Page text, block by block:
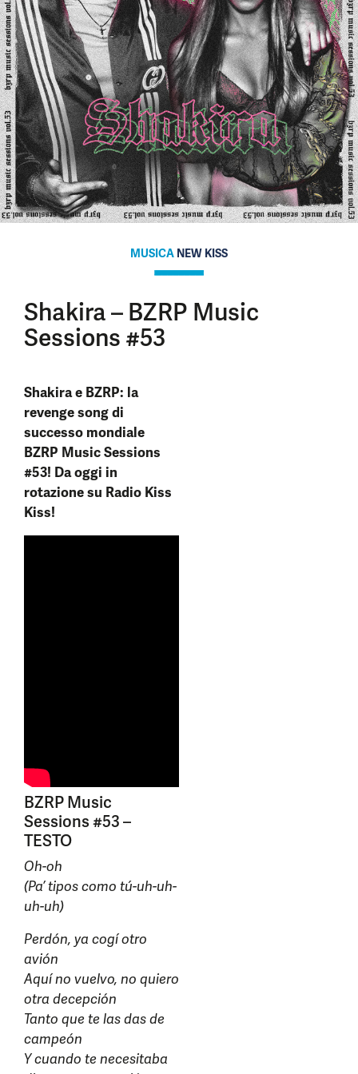
MUSICA NEW KISS
Shakira – BZRP Music
Sessions #53
Shakira e BZRP: la
revenge song di
successo mondiale
BZRP Music Sessions
#53! Da oggi in
rotazione su Radio Kiss
Kiss!
BZRP Music
Sessions #53 –
TESTO
Oh-oh
(Pa’ tipos como tú-uh-uh-
uh-uh)
Perdón, ya cogí otro
avión
Aquí no vuelvo, no quiero
otra decepción
Tanto que te las das de
campeón
Y cuando te necesitaba